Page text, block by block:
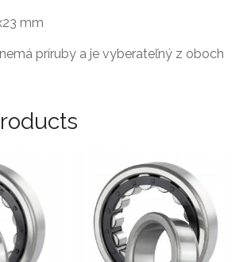
mm
príruby a je vyberateľný z oboch